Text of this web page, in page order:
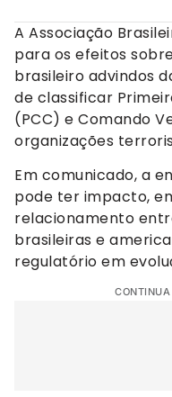
A Associação
para os efeitos
brasileiro advindos
de classificar
(PCC) e Comando
organizações
Em comunicado, a
pode ter impacto,
relacionamento
brasileiras e
regulatório em